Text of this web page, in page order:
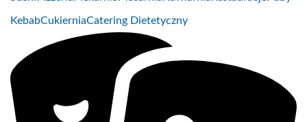
KebabCukierniaCatering Dietetyczny